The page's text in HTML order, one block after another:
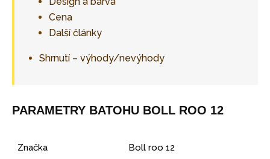
Cena
Další články
Shrnutí – výhody/nevýhody
PARAMETRY BATOHU BOLL ROO 12
Značka Boll roo 12